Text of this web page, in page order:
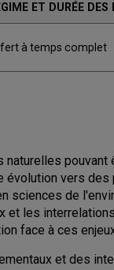
ET DURÉE DES
à temps complet
pouvant
évolution vers des
sciences de
et les
face à ces
et des